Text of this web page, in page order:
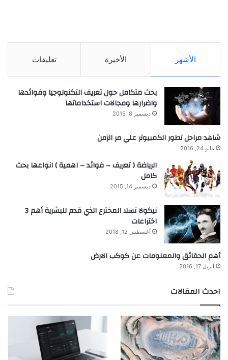
الأشهر الأخيرة تعليقات
بحث متكامل حول تعريف التكنولوجيا وفوائدها
واضرارها ومجالات استخداماتها
ديسمبر 8, 2015
شاهد مراحل تطور الكمبيوتر علي مر الزمن
مايو 24, 2016
الرياضة ( تعريف – فوائد – اهمية ) انواعها بحث
كامل
ديسمبر 14, 2015
نيكولا تسلا المخترع الذي قدم للبشرية أهم 3
اختراعات
أغسطس 12, 2018
أهم الحقائق والمعلومات عن كوكب الارض
أبريل 17, 2016
احدث المقالات